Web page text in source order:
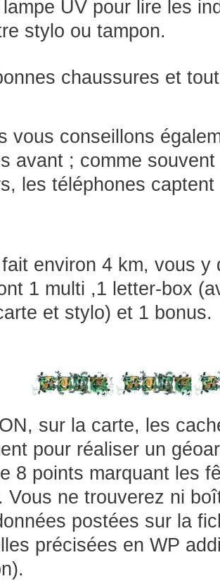
UV pour lire les
stylo ou tampon.
chaussures et
vous conseillons
avant ; comme
les téléphones
environ 4 km, vous y
1 multi ,1 letter-box
et stylo) et 1 bonus.
sur la carte, les
pour réaliser un
8 points marquant les
Vous ne trouverez ni
postées sur la
précisées en WP